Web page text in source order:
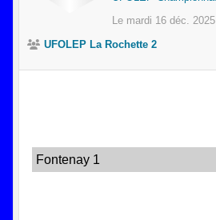
Le mardi 16 déc. 2025
UFOLEP La Rochette 2
Fontenay 1